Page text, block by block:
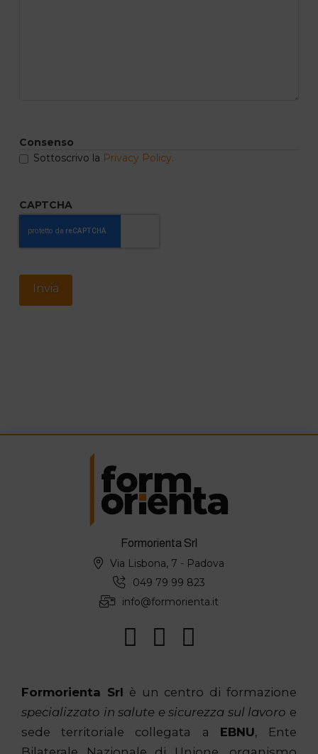
Consenso
Sottoscrivo la Privacy Policy.
CAPTCHA
Formorienta Srl
Via Lisbona, 7 - Padova
049 79 99 823
info@formorienta.it
Formorienta Srl è un centro di formazione
specializzato in salute e sicurezza sul lavoro e
sede territoriale collegata a EBNU, Ente